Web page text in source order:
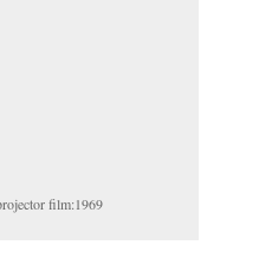
film:1969